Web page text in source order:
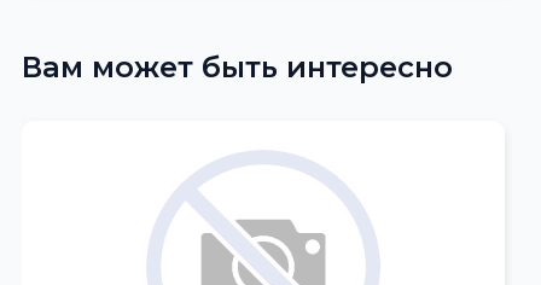
Вам может быть интересно